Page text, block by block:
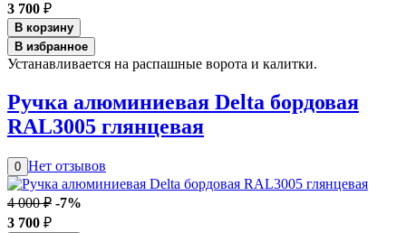
3 700 ₽
В корзину
В избранное
Устанавливается на распашные ворота и калитки.
Ручка алюминиевая Delta бордовая
RAL3005 глянцевая
0 Нет отзывов
4 000 ₽ -7%
3 700 ₽